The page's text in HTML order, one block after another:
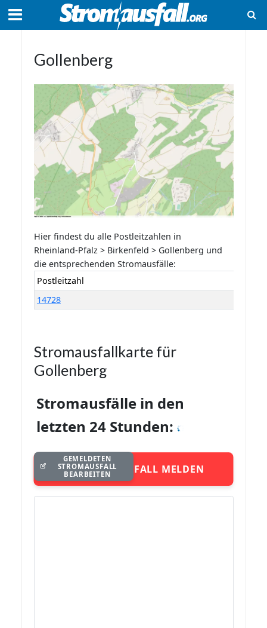
Gollenberg
Hier findest du alle Postleitzahlen in
Rheinland-Pfalz > Birkenfeld > Gollenberg und
die entsprechenden Stromausfälle:
Postleitzahl
14728
Stromausfallkarte für
Gollenberg
Stromausfälle in den
letzten 24 Stunden:
STROMAUSFALL MELDEN
GEMELDETEN
STROMAUSFALL
BEARBEITEN